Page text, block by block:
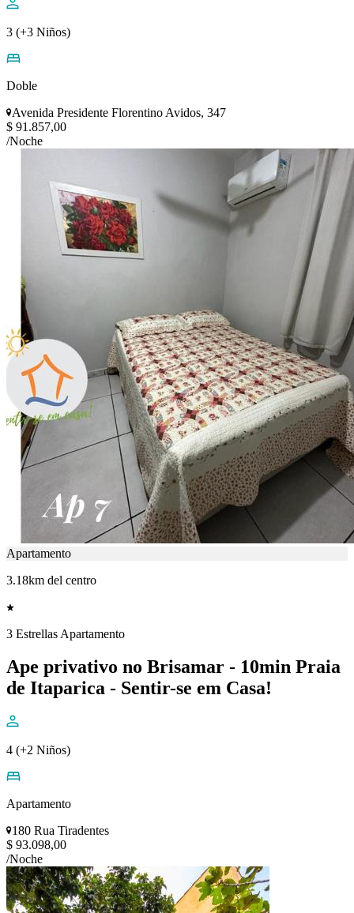
3 (+3 Niños)
Doble
Avenida Presidente Florentino Avidos, 347
$ 91.857,00
/Noche
Apartamento
3.18km del centro
3 Estrellas Apartamento
Ape privativo no Brisamar - 10min Praia
de Itaparica - Sentir-se em Casa!
4 (+2 Niños)
Apartamento
180 Rua Tiradentes
$ 93.098,00
/Noche